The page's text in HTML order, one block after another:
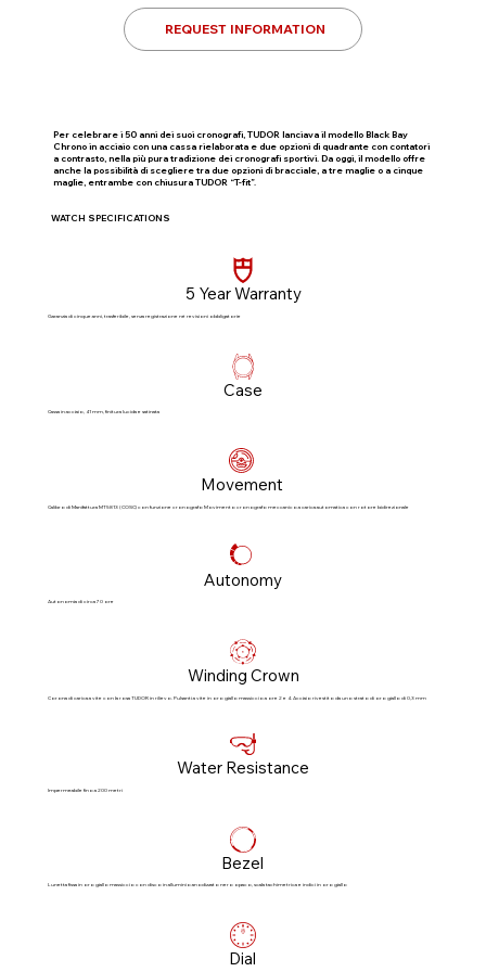
REQUEST INFORMATION
Per celebrare i 50 anni dei suoi cronografi, TUDOR lanciava il modello Black Bay
Chrono in acciaio con una cassa rielaborata e due opzioni di quadrante con contatori
a contrasto, nella più pura tradizione dei cronografi sportivi. Da oggi, il modello offre
anche la possibilità di scegliere tra due opzioni di bracciale, a tre maglie o a cinque
maglie, entrambe con chiusura TUDOR “T-fit”.
WATCH SPECIFICATIONS
5 Year Warranty
Garanzia di cinque anni, trasferibile, senza registrazione né revisioni obbligatorie​
Case
Cassa in acciaio, 41 mm, finitura lucida e satinata
Movement
Calibro di Manifattura MT5813 (COSC) con funzione cronografo Movimento cronografo meccanico a carica automatica con rotore bidirezionale
Autonomy
Autonomia di circa 70 ore
Winding Crown
Corona di carica a vite con la rosa TUDOR in rilievo. Pulsanti a vite in oro giallo massiccio a ore 2 e 4. Acciaio rivestito da uno strato di oro giallo di 0,3 mm
Water Resistance
Impermeabile fino a 200 metri
Bezel
Lunetta fissa in oro giallo massiccio con disco in alluminio anodizzato nero opaco, scala tachimetrica e indici in oro giallo
Dial